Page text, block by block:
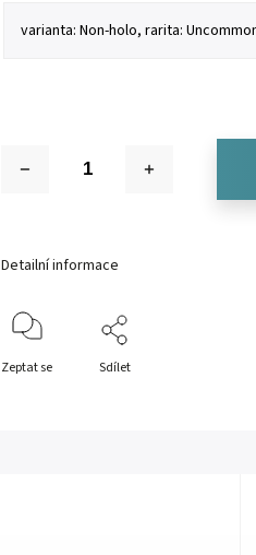
Detailní informace
Zeptat se Sdílet